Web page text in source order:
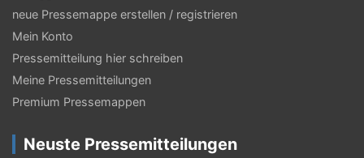
-
N
a
v
i
neue Pressemappe erstellen / registrieren
Mein Konto
Pressemitteilung hier schreiben
Meine Pressemitteilungen
Premium Pressemappen
Neuste Pressemitteilungen